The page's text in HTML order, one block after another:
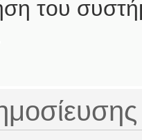
του